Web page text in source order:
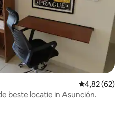
Gemiddelde
4,82 (62)
beste locatie in Asunción.